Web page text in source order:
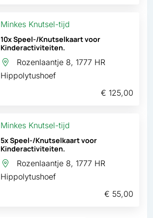
10x Speel-/Knutselkaart voor
Kinderactiviteiten.
Minkes Knutsel-tijd
Rozenlaantje 8, 1777 HR
Hippolytushoef
€ 125,00
5x Speel-/Knutselkaart voor
Kinderactiviteiten.
Minkes Knutsel-tijd
Rozenlaantje 8, 1777 HR
Hippolytushoef
€ 55,00